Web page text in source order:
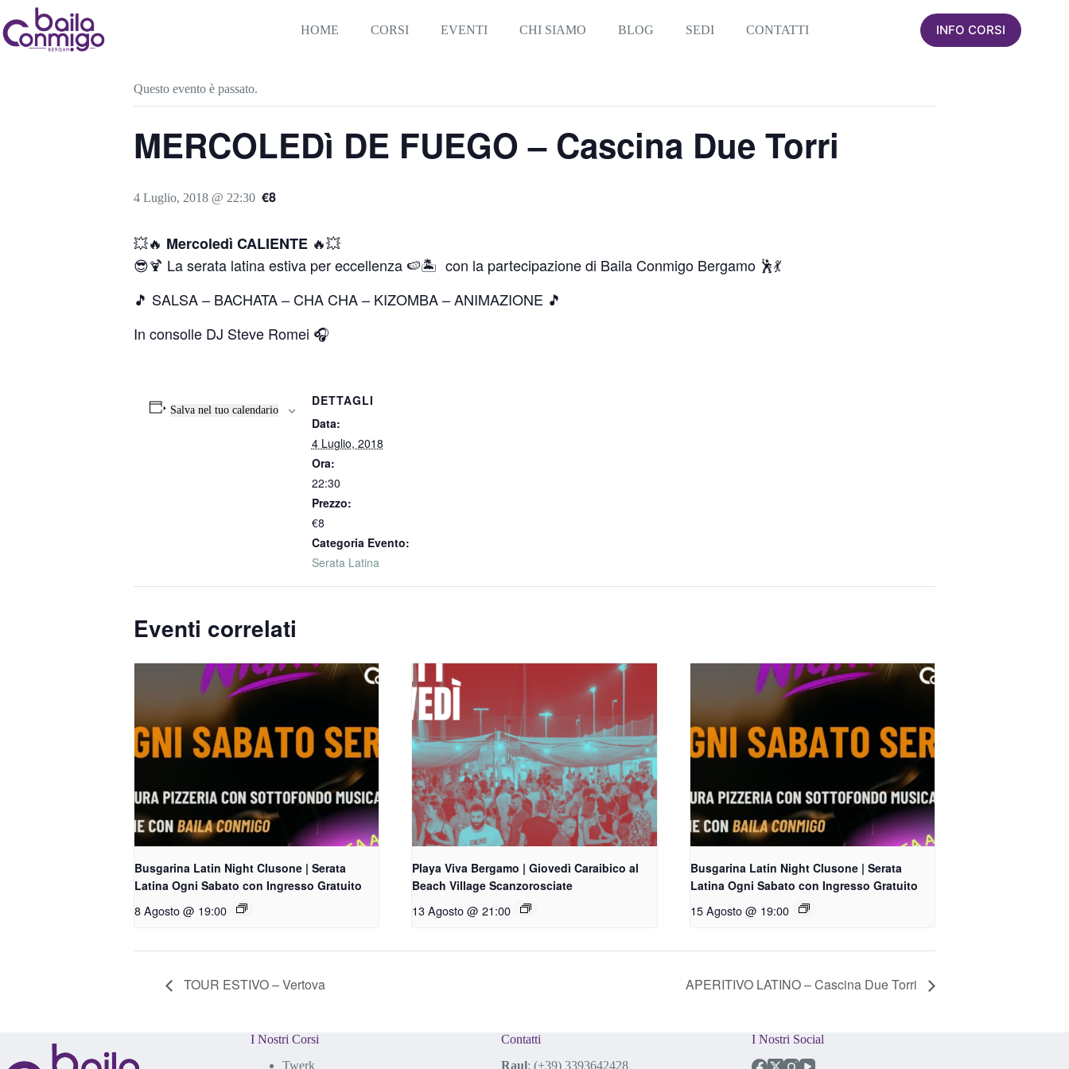
al
contenuto
HOME CORSI EVENTI CHI SIAMO BLOG SEDI CONTATTI INFO CORSI
Questo evento è passato.
MERCOLEDì DE FUEGO – Cascina Due Torri
4 Luglio, 2018 @ 22:30 €8
💥🔥 Mercoledì CALIENTE 🔥💥
😎🍹 La serata latina estiva per eccellenza 🍉🏝 con la partecipazione di Baila Conmigo Bergamo 🕺💃
🎵 SALSA – BACHATA – CHA CHA – KIZOMBA – ANIMAZIONE 🎵
In consolle DJ Steve Romei 🎧
Salva nel tuo calendario
DETTAGLI
Data:
4 Luglio, 2018
Ora:
22:30
Prezzo:
€8
Categoria Evento:
Serata Latina
Eventi correlati
Busgarina Latin Night Clusone | Serata
Latina Ogni Sabato con Ingresso Gratuito
8 Agosto @ 19:00
Playa Viva Bergamo | Giovedì Caraibico al
Beach Village Scanzorosciate
13 Agosto @ 21:00
Busgarina Latin Night Clusone | Serata
Latina Ogni Sabato con Ingresso Gratuito
15 Agosto @ 19:00
TOUR ESTIVO – Vertova APERITIVO LATINO – Cascina Due Torri
I Nostri Corsi
Twerk
Contatti
Raul: (+39) 3393642428
I Nostri Social